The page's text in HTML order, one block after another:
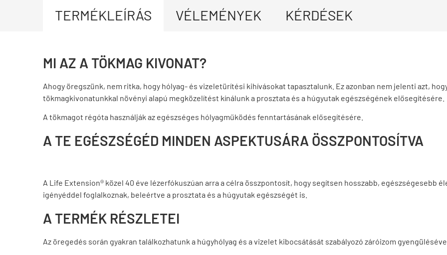
TERMÉKLEÍRÁS VÉLEMÉNYEK KÉRDÉSEK
MI AZ A TÖKMAG KIVONAT?
Ahogy öregszünk, nem ritka, hogy hólyag- és vizeletürítési kihívásokat tapasztalunk. Ez azonban nem jelenti azt,
tökmagkivonatunkkal növényi alapú megközelítést kínálunk a prosztata és a húgyutak egészségének elősegítésére.
A tökmagot régóta használják az egészséges hólyagműködés fenntartásának elősegítésére.
A TE EGÉSZSÉGÉD MINDEN ASPEKTUSÁRA ÖSSZPONTOSÍTVA
A Life Extension® közel 40 éve lézerfókuszúan arra a célra összpontosít, hogy segítsen hosszabb, egészségesebb
igényéddel foglalkoznak, beleértve a prosztata és a húgyutak egészségét is.
A TERMÉK RÉSZLETEI
Az öregedés során gyakran találkozhatunk a húgyhólyag és a vizelet kibocsátását szabályozó záróizom